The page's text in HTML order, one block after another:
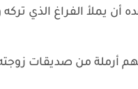
أن يملأ الفراغ الذي
أرملة من صديقات